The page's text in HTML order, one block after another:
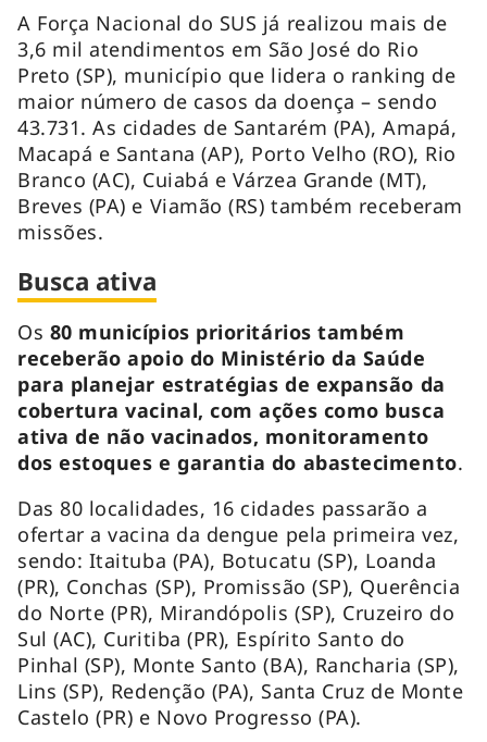
A Força Nacional do SUS já realizou mais de
3,6 mil atendimentos em São José do Rio
Preto (SP), município que lidera o ranking de
maior número de casos da doença – sendo
43.731. As cidades de Santarém (PA), Amapá,
Macapá e Santana (AP), Porto Velho (RO), Rio
Branco (AC), Cuiabá e Várzea Grande (MT),
Breves (PA) e Viamão (RS) também receberam
missões.
Busca ativa
Os 80 municípios prioritários também
receberão apoio do Ministério da Saúde
para planejar estratégias de expansão da
cobertura vacinal, com ações como busca
ativa de não vacinados, monitoramento
dos estoques e garantia do abastecimento.
Das 80 localidades, 16 cidades passarão a
ofertar a vacina da dengue pela primeira vez,
sendo: Itaituba (PA), Botucatu (SP), Loanda
(PR), Conchas (SP), Promissão (SP), Querência
do Norte (PR), Mirandópolis (SP), Cruzeiro do
Sul (AC), Curitiba (PR), Espírito Santo do
Pinhal (SP), Monte Santo (BA), Rancharia (SP),
Lins (SP), Redenção (PA), Santa Cruz de Monte
Castelo (PR) e Novo Progresso (PA).